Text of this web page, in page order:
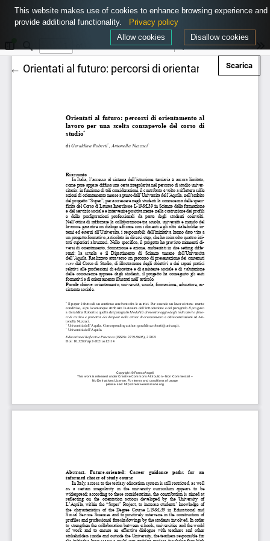
← Ritorna ai dettagli dell'articolo
Orientati al futuro: percorsi di orientamento alScarica
This website makes use of cookies to enhance browsing experience and
provide additional functionality.
Privacy policy
Disallow cookies
Allow cookies